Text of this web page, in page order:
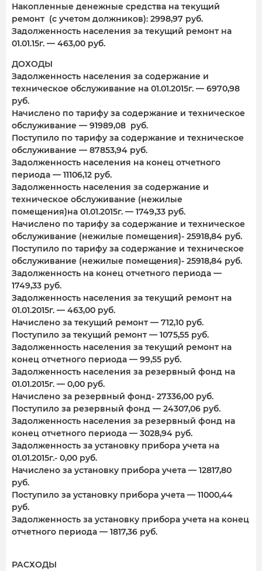
Накопленные денежные средства на текущий
ремонт (с учетом должников): 2998,97 руб.
Задолженность населения за текущий ремонт на
01.01.15г. — 463,00 руб.
ДОХОДЫ
Задолженность населения за содержание и
техническое обслуживание на 01.01.2015г. — 6970,98
руб.
Начислено по тарифу за содержание и техническое
обслуживание — 91989,08 руб.
Поступило по тарифу за содержание и техническое
обслуживание — 87853,94 руб.
Задолженность населения на конец отчетного
периода — 11106,12 руб.
Задолженность населения за содержание и
техническое обслуживание (нежилые
помещения)на 01.01.2015г. — 1749,33 руб.
Начислено по тарифу за содержание и техническое
обслуживание (нежилые помещения)- 25918,84 руб.
Поступило по тарифу за содержание и техническое
обслуживание (нежилые помещения)- 25918,84 руб.
Задолженность на конец отчетного периода —
1749,33 руб.
Задолженность населения за текущий ремонт на
01.01.2015г. — 463,00 руб.
Начислено за текущий ремонт — 712,10 руб.
Поступило за текущий ремонт — 1075,55 руб.
Задолженность населения за текущий ремонт на
конец отчетного периода — 99,55 руб.
Задолженность населения за резервный фонд на
01.01.2015г. — 0,00 руб.
Начислено за резервный фонд- 27336,00 руб.
Поступило за резервный фонд — 24307,06 руб.
Задолженность населения за резервный фонд на
конец отчетного периода — 3028,94 руб.
Задолженность за установку прибора учета на
01.01.2015г.- 0,00 руб.
Начислено за установку прибора учета — 12817,80
руб.
Поступило за установку прибора учета — 11000,44
руб.
Задолженность за установку прибора учета на конец
отчетного периода — 1817,36 руб.
РАСХОДЫ